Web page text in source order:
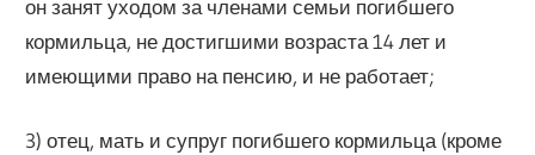
он занят уходом за членами семьи погибшего
кормильца, не достигшими возраста 14 лет и
имеющими право на пенсию, и не работает;
3) отец, мать и супруг погибшего кормильца (кроме